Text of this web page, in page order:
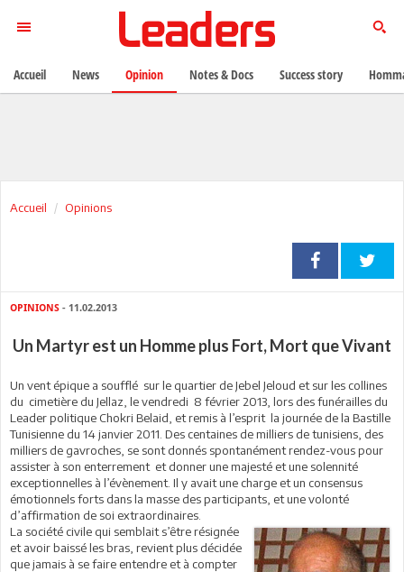
Accueil Opinions
OPINIONS - 11.02.2013
Un Martyr est un Homme plus Fort, Mort que Vivant
Un vent épique a soufflé sur le quartier de Jebel Jeloud et sur les collines
du cimetière du Jellaz, le vendredi 8 février 2013, lors des funérailles du
Leader politique Chokri Belaid, et remis à l’esprit la journée de la Bastille
Tunisienne du 14 janvier 2011. Des centaines de milliers de tunisiens, des
milliers de gavroches, se sont donnés spontanément rendez-vous pour
assister à son enterrement et donner une majesté et une solennité
exceptionnelles à l’évènement. Il y avait une charge et un consensus
émotionnels forts dans la masse des participants, et une volonté
d’affirmation de soi extraordinaires.
La société civile qui semblait s’être résignée
et avoir baissé les bras, revient plus décidée
que jamais à se faire entendre et à compter
Accueil News Opinion Notes & Docs Success story